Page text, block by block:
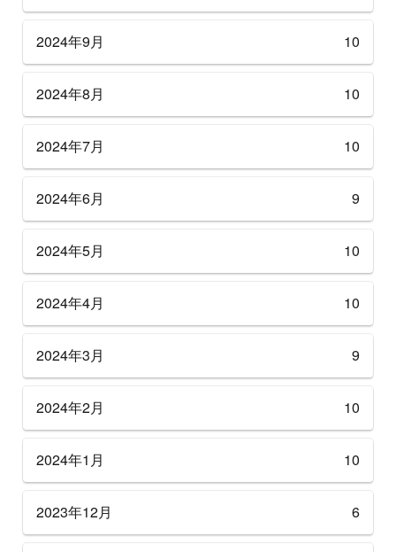
2024年9月 10
2024年8月 10
2024年7月 10
2024年6月 9
2024年5月 10
2024年4月 10
2024年3月 9
2024年2月 10
2024年1月 10
2023年12月 6